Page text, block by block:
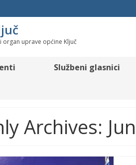
organ uprave općine Ključ
Službeni glasnici
Archives: